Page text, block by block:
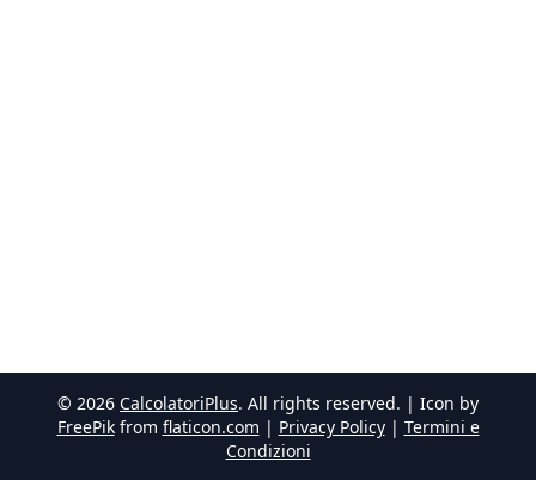
© 2026 CalcolatoriPlus. All rights reserved. | Icon by
FreePik from flaticon.com | Privacy Policy| Termini e
Condizioni